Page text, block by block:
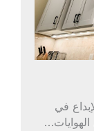
في